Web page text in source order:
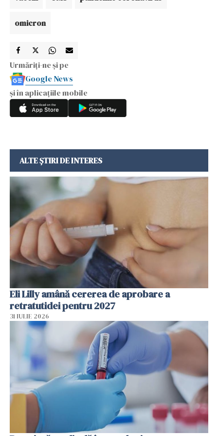
omicron
Urmăriți-ne și pe
Google News
și în aplicațiile mobile
ALTE ȘTIRI DE INTERES
Eli Lilly amână cererea de aprobare a
retratutidei pentru 2027
31 IULIE 2026